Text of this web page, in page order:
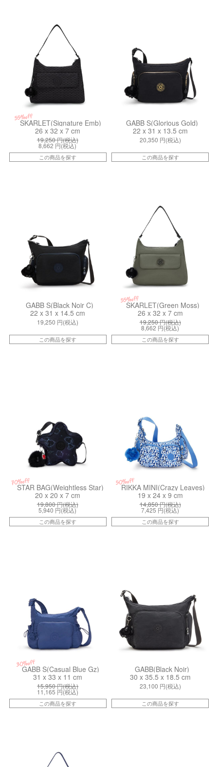
55%off
SKARLET(Signature Emb)
26 x 32 x 7 cm
19,250円(税込)
8,662 円(税込)
この商品を探す
GABB S(Glorious Gold)
22 x 31 x 13.5 cm
20,350 円(税込)
この商品を探す
GABB S(Black Noir C)
22 x 31 x 14.5 cm
19,250 円(税込)
この商品を探す
55%off
SKARLET(Green Moss)
26 x 32 x 7 cm
19,250円(税込)
8,662 円(税込)
この商品を探す
70%off
STAR BAG(Weightless Star)
20 x 20 x 7 cm
19,800円(税込)
5,940 円(税込)
この商品を探す
50%off
RIKKA MINI(Crazy Leaves)
19 x 24 x 9 cm
14,850円(税込)
7,425 円(税込)
この商品を探す
30%off
GABB S(Casual Blue Gz)
31 x 33 x 11 cm
15,950円(税込)
11,165 円(税込)
この商品を探す
GABB(Black Noir)
30 x 35.5 x 18.5 cm
23,100 円(税込)
この商品を探す